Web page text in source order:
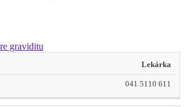
graviditu
Lekárka
041 5110 611